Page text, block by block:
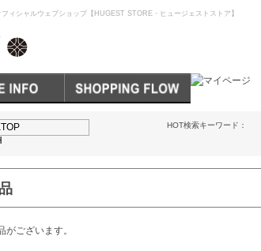
ィシャルウェブショップ【HUGEST STORE・ヒュージェストストア】
HOT検索キーワード：
がございます。